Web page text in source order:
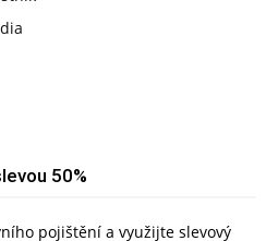
50%
pojištění a využijte slevový